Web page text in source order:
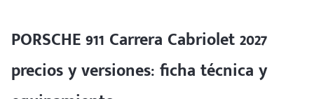
Colores disponibles
PORSCHE 911 Carrera Cabriolet 2027
precios y versiones: ficha técnica y